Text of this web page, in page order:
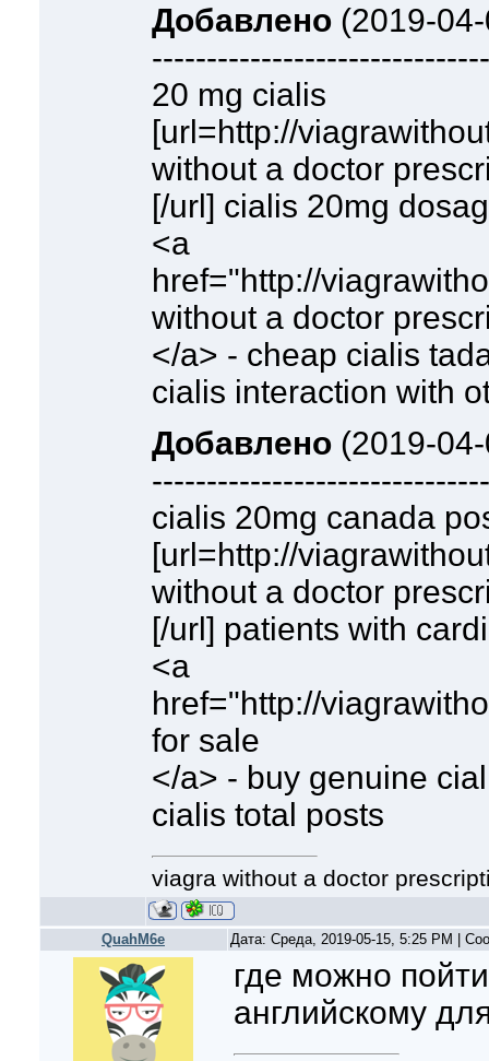
Добавлено(2019-04-
20 mg cialis
[url=http://
without a doctor
[/url] cialis 20mg
<a
href="http://
without a doctor
</a> - cheap cialis
cialis interaction with
Добавлено(2019-04-
cialis 20mg canada
[url=http://
without a doctor
[/url] patients with
<a
href="http://
for sale
</a> - buy genuine
cialis total posts
viagra without a doctor
QuahM6e Дата: Среда, 2019-05-15, 5:25 PM |
где можно
английскому